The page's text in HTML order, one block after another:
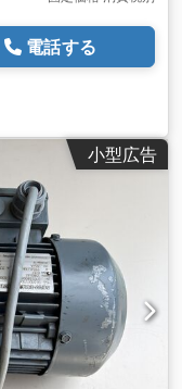
電話する
小型広告